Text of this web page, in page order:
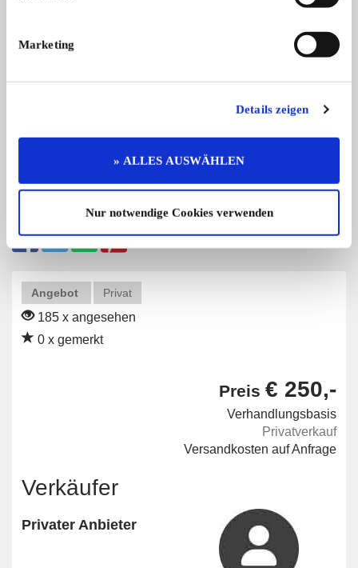
Marketing
Details zeigen
» ALLES AUSWÄHLEN
Nur notwendige Cookies verwenden
Mercedes W120(180) Ponton orig.
...
VDO
d ...
Diese Anzeige empfehlen
Angebot Privat
185 x angesehen
0 x gemerkt
Preis € 250,-
Verhandlungsbasis
Privatverkauf
Versandkosten auf Anfrage
Verkäufer
Privater Anbieter